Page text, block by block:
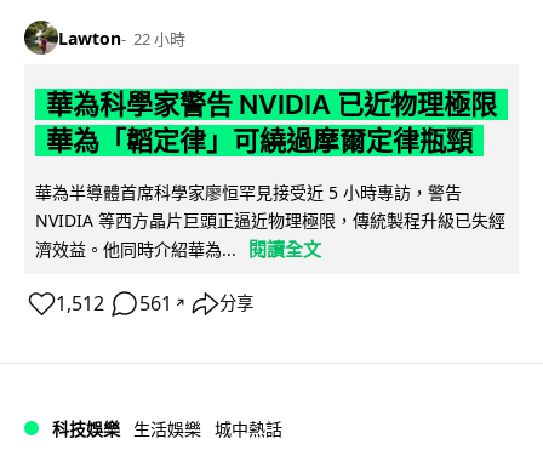
Lawton 22 小時
華為科學家警告 NVIDIA 已近物理極限
華為「韜定律」可繞過摩爾定律瓶頸
華為半導體首席科學家廖恒罕見接受近 5 小時專訪，警告
NVIDIA 等西方晶片巨頭正逼近物理極限，傳統製程升級已失經
濟效益。他同時介紹華為...
閱讀全文
1,512 561 ↗ 分享
科技娛樂 生活娛樂 城中熱話